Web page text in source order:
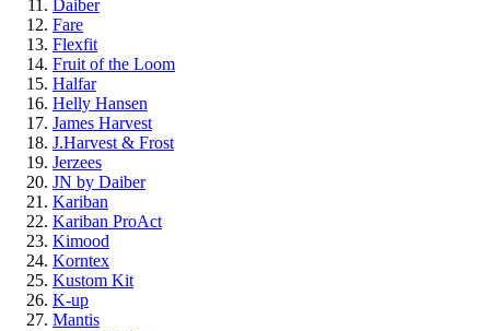
Daiber
Fare
Flexfit
Fruit of the Loom
Halfar
Helly Hansen
James Harvest
J.Harvest & Frost
Jerzees
JN by Daiber
Kariban
Kariban ProAct
Kimood
Korntex
Kustom Kit
K-up
Mantis